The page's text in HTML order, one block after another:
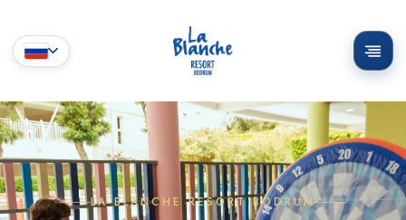
LA BLANCHE RESORT BODRUM